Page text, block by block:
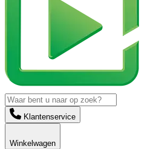
Klantenservice
Winkelwagen